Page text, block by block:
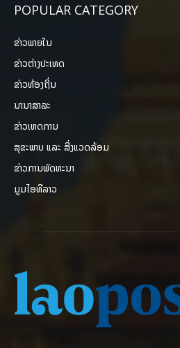
POPULAR CATEGORY
ຂ່າວພາຍ​ໃນ
ຂ່າວຕ່າງປະເທດ
ຂ່າວທ້ອງຖິ່ນ
ນານາສາລະ
ຂ່າວເຫດການ
ສຸຂະພາບ ແລະ ສີ່ງແວດລ້ອມ
ຂ່າວການພັດທະນາ
ມູມໄອທີລາວ